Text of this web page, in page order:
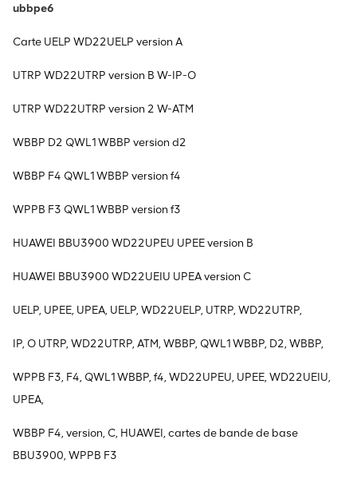
ubbpe6
Carte UELP WD22UELP version A
UTRP WD22UTRP version B W-IP-O
UTRP WD22UTRP version 2 W-ATM
WBBP D2 QWL1WBBP version d2
WBBP F4 QWL1WBBP version f4
WPPB F3 QWL1WBBP version f3
HUAWEI BBU3900 WD22UPEU UPEE version B
HUAWEI BBU3900 WD22UEIU UPEA version C
UELP, UPEE, UPEA, UELP, WD22UELP, UTRP, WD22UTRP,
IP, O UTRP, WD22UTRP, ATM, WBBP, QWL1WBBP, D2, WBBP,
WPPB F3, F4, QWL1WBBP, f4, WD22UPEU, UPEE, WD22UEIU,
UPEA,
WBBP F4, version, C, HUAWEI, cartes de bande de base
BBU3900, WPPB F3